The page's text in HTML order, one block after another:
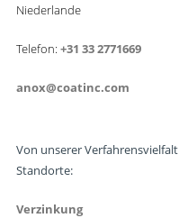
Niederlande
Telefon: +31 33 2771669
anox@coatinc.com
Von unserer
Standorte:
Verzinkung